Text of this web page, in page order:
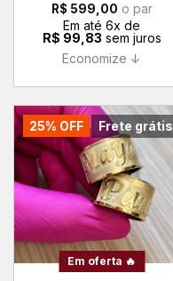
R$ 599,00 o par
Em até 6x de
R$ 99,83 sem juros
Economize ↓
Frete grátis
25% OFF
Em oferta 🔥